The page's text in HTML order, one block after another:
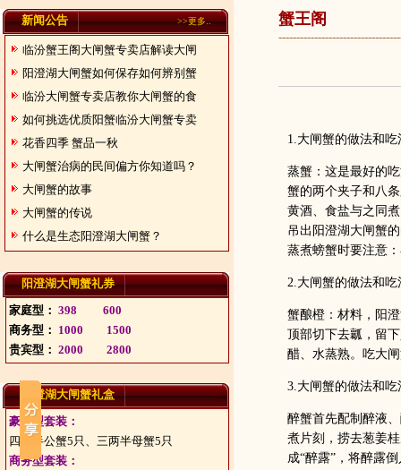
新闻公告 >>更多..
临汾蟹王阁大闸蟹专卖店解读大闸
阳澄湖大闸蟹如何保存如何辨别蟹
临汾大闸蟹专卖店教你大闸蟹的食
如何挑选优质阳蟹临汾大闸蟹专卖
花香四季 蟹品一秋
大闸蟹治病的民间偏方你知道吗？
大闸蟹的故事
大闸蟹的传说
什么是生态阳澄湖大闸蟹？
阳澄湖大闸蟹礼券
家庭型： 398
600
商务型： 1000
1500
贵宾型： 2000 2800
阳澄湖大闸蟹礼盒
豪华型套装：
四两半公蟹5只、三两半母蟹5只
商务型套装：
蟹王阁
1.大闸蟹的做法和
蒸蟹：这是最好的
蟹的两个夹子和八
黄酒、食盐与之同
吊出阳澄湖大闸蟹
蒸煮螃蟹时要注意
2.大闸蟹的做法和
蟹酿橙：材料，阳
顶部切下去瓤，留
醋、水蒸熟。吃大
3.大闸蟹的做法和
醉蟹首先配制醉液
煮片刻，捞去葱姜
成“醉露”，将醉露